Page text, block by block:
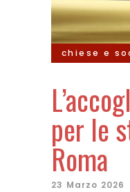
chiese e
per le
Roma
23 Marzo 2026